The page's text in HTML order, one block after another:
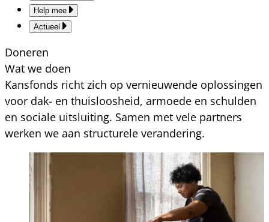
Help mee
Actueel
Doneren
Wat we doen
Kansfonds richt zich op vernieuwende oplossingen
voor dak- en thuisloosheid, armoede en schulden
en sociale uitsluiting. Samen met vele partners
werken we aan structurele verandering.